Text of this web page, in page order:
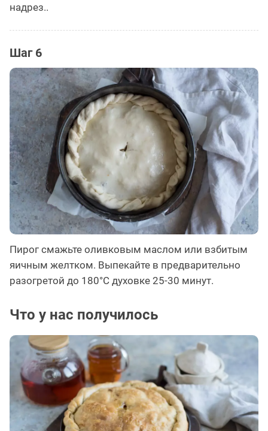
надрез..
Шаг 6
Пирог смажьте оливковым маслом или взбитым
яичным желтком. Выпекайте в предварительно
разогретой до 180°C духовке 25-30 минут.
Что у нас получилось